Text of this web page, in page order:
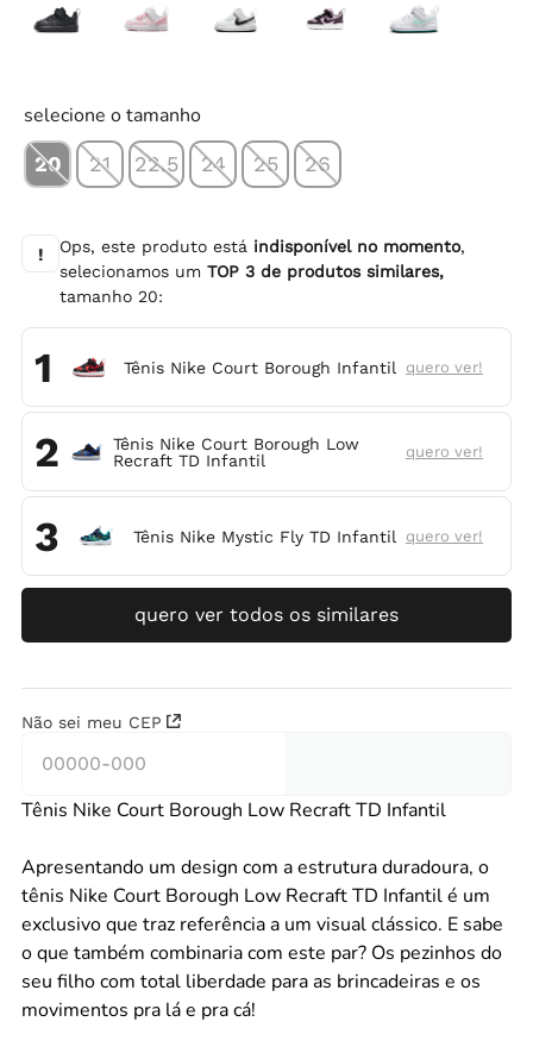
selecione o tamanho
20 21 22.5 24 25 26
! Ops, este produto está indisponível no momento,
selecionamos umTOP3 de produtos similares,
tamanho 20:
1 Tênis Nike Court Borough Infantil quero ver!
2
Tênis Nike Court Borough Low
Recraft TD Infantil
quero ver!
3 Tênis Nike Mystic Fly TD Infantil quero ver!
quero ver todos os similares
Não sei meu CEP
Tênis Nike Court Borough Low Recraft TD Infantil
Apresentando um design com a estrutura duradoura, o
tênis Nike Court Borough Low Recraft TD Infantil é um
exclusivo que traz referência a um visual clássico. E sabe
o que também combinaria com este par? Os pezinhos do
seu filho com total liberdade para as brincadeiras e os
movimentos pra lá e pra cá!